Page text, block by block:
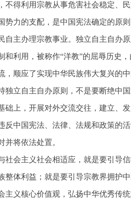
得利用宗教从事危害社会稳定、民
力的支配，是中国宪法确定的原
主办理宗教事业。独立自主自办
和利用，被称作“洋教”的屈辱历史
顺应了实现中华民族伟大复兴的
立自主自办原则，不是要断绝中
上，开展对外交流交往，建立、
中国宪法、法律、法规和政策的
将依法处置。
会主义社会相适应，就是要引导
体利益；就是要引导宗教界拥护
义核心价值观，弘扬中华优秀传